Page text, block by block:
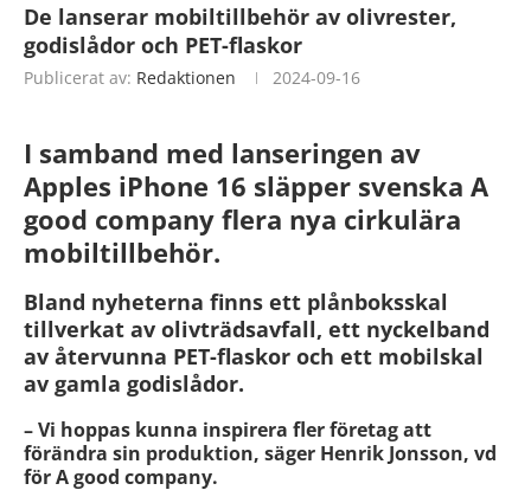
De lanserar mobiltillbehör av olivrester,
godislådor och PET-flaskor
Publicerat av: Redaktionen 2024-09-16
I samband med lanseringen av
Apples iPhone 16 släpper svenska A
good company flera nya cirkulära
mobiltillbehör.
Bland nyheterna finns ett plånboksskal
tillverkat av olivträdsavfall, ett nyckelband
av återvunna PET-flaskor och ett mobilskal
av gamla godislådor.
– Vi hoppas kunna inspirera fler företag att
förändra sin produktion, säger Henrik Jonsson, vd
för A good company.